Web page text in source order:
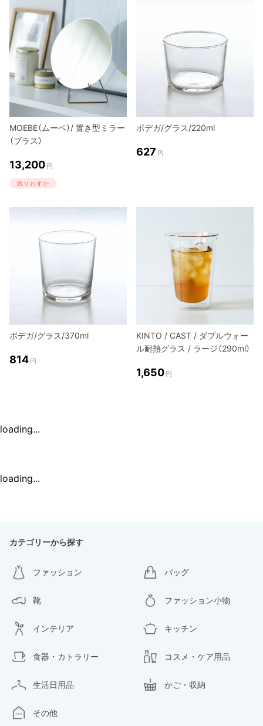
MOEBE（ムーベ）/ 置き型ミラー
（ブラス）
13,200 円
残りわずか
ボデガ/グラス/220ml
627 円
ボデガ/グラス/370ml
814 円
KINTO / CAST / ダブルウォー
ル耐熱グラス / ラージ（290ml）
1,650 円
loading...
loading...
カテゴリーから探す
ファッション バッグ
靴 ファッション小物
インテリア キッチン
食器・カトラリー コスメ・ケア用品
生活日用品 かご・収納
その他